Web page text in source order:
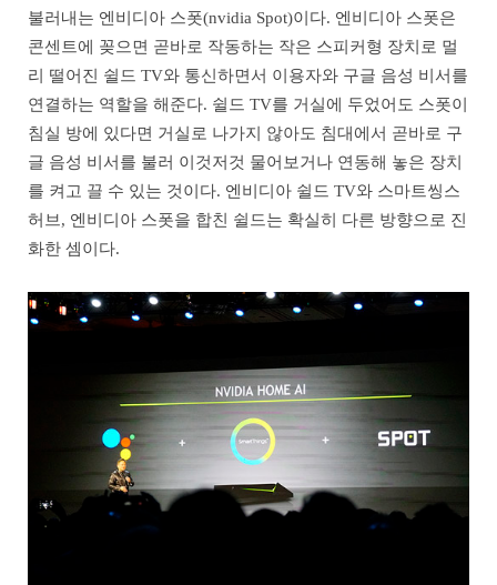
불러내는 엔비디아 스폿(nvidia Spot)이다. 엔비디아 스폿은
콘센트에 꽂으면 곧바로 작동하는 작은 스피커형 장치로 멀
리 떨어진 쉴드 TV와 통신하면서 이용자와 구글 음성 비서를
연결하는 역할을 해준다. 쉴드 TV를 거실에 두었어도 스폿이
침실 방에 있다면 거실로 나가지 않아도 침대에서 곧바로 구
글 음성 비서를 불러 이것저것 물어보거나 연동해 놓은 장치
를 켜고 끌 수 있는 것이다. 엔비디아 쉴드 TV와 스마트씽스
허브, 엔비디아 스폿을 합친 쉴드는 확실히 다른 방향으로 진
화한 셈이다.